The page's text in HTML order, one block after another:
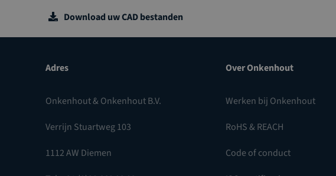
Download uw CAD bestanden
Adres
Onkenhout & Onkenhout B.V.
Verrijn Stuartweg 103
1112 AW Diemen
Over Onkenhout
Werken bij Onkenhout
RoHS & REACH
Code of conduct